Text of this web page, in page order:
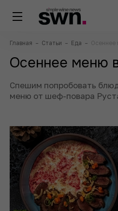
Главная – Статьи – Еда – Осеннее
Осеннее меню
Спешим попробовать
меню от шеф-повара